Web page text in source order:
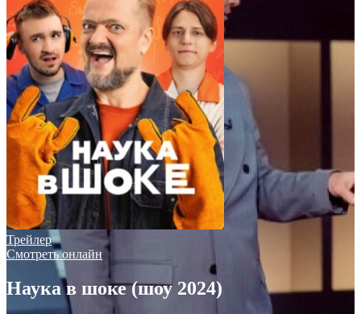
Трейлер
Смотреть онлайн
Наука в шоке (шоу 2024)